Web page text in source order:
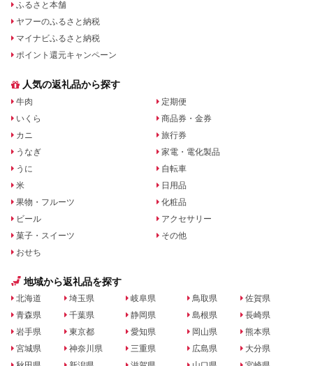
ふるさと本舗
ヤフーのふるさと納税
マイナビふるさと納税
ポイント還元キャンペーン
人気の返礼品から探す
牛肉
いくら
カニ
うなぎ
うに
米
果物・フルーツ
ビール
菓子・スイーツ
おせち
定期便
商品券・金券
旅行券
家電・電化製品
自転車
日用品
化粧品
アクセサリー
その他
地域から返礼品を探す
北海道
青森県
岩手県
宮城県
埼玉県
千葉県
東京都
神奈川県
岐阜県
静岡県
愛知県
三重県
鳥取県
島根県
岡山県
広島県
佐賀県
長崎県
熊本県
大分県